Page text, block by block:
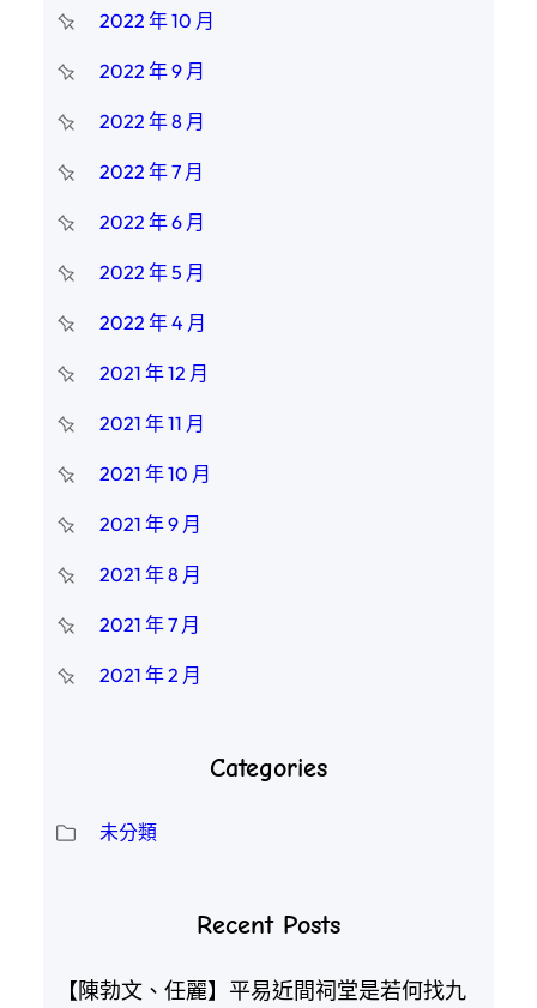
2022 年 10 月
2022 年 9 月
2022 年 8 月
2022 年 7 月
2022 年 6 月
2022 年 5 月
2022 年 4 月
2021 年 12 月
2021 年 11 月
2021 年 10 月
2021 年 9 月
2021 年 8 月
2021 年 7 月
2021 年 2 月
Categories
未分類
Recent Posts
【陳勃文、任麗】平易近間祠堂是若何找九